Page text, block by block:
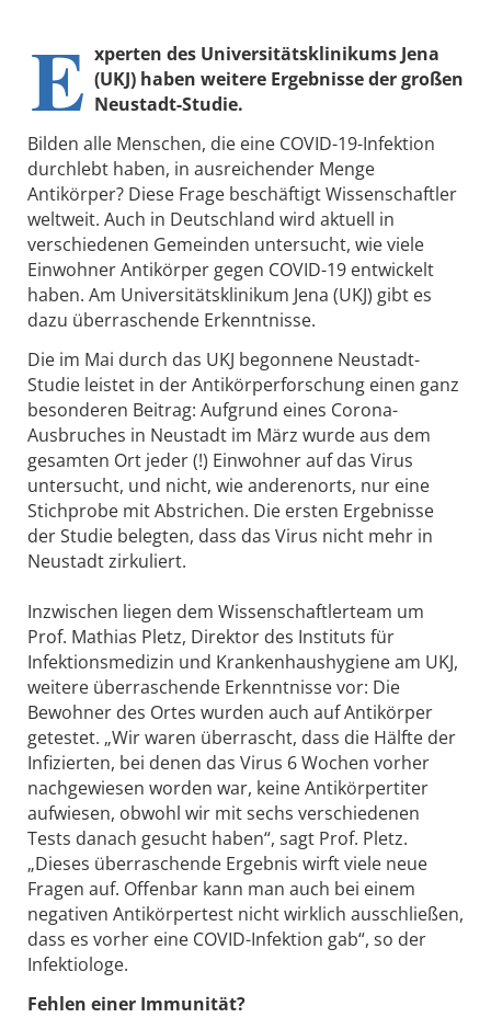
E xperten des Universitätsklinikums Jena
(UKJ) haben weitere Ergebnisse der großen
Neustadt-Studie.
Bilden alle Menschen, die eine COVID-19-Infektion
durchlebt haben, in ausreichender Menge
Antikörper? Diese Frage beschäftigt Wissenschaftler
weltweit. Auch in Deutschland wird aktuell in
verschiedenen Gemeinden untersucht, wie viele
Einwohner Antikörper gegen COVID-19 entwickelt
haben. Am Universitätsklinikum Jena (UKJ) gibt es
dazu überraschende Erkenntnisse.
Die im Mai durch das UKJ begonnene Neustadt-
Studie leistet in der Antikörperforschung einen ganz
besonderen Beitrag: Aufgrund eines Corona-
Ausbruches in Neustadt im März wurde aus dem
gesamten Ort jeder (!) Einwohner auf das Virus
untersucht, und nicht, wie anderenorts, nur eine
Stichprobe mit Abstrichen. Die ersten Ergebnisse
der Studie belegten, dass das Virus nicht mehr in
Neustadt zirkuliert.
Inzwischen liegen dem Wissenschaftlerteam um
Prof. Mathias Pletz, Direktor des Instituts für
Infektionsmedizin und Krankenhaushygiene am UKJ,
weitere überraschende Erkenntnisse vor: Die
Bewohner des Ortes wurden auch auf Antikörper
getestet. „Wir waren überrascht, dass die Hälfte der
Infizierten, bei denen das Virus 6 Wochen vorher
nachgewiesen worden war, keine Antikörpertiter
aufwiesen, obwohl wir mit sechs verschiedenen
Tests danach gesucht haben“, sagt Prof. Pletz.
„Dieses überraschende Ergebnis wirft viele neue
Fragen auf. Offenbar kann man auch bei einem
negativen Antikörpertest nicht wirklich ausschließen,
dass es vorher eine COVID-Infektion gab“, so der
Infektiologe.
Fehlen einer Immunität?